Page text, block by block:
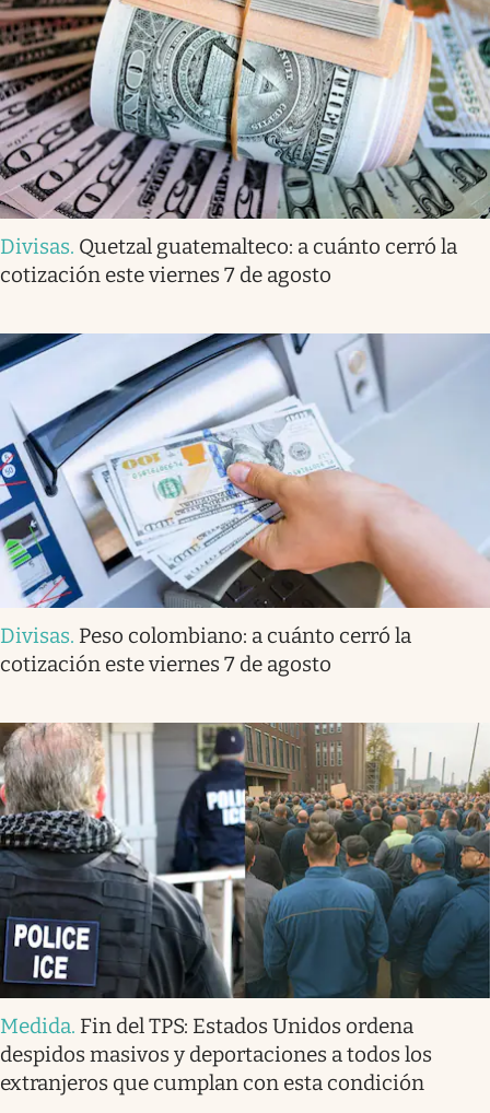
Divisas. Quetzal guatemalteco: a cuánto cerró la
cotización este viernes 7 de agosto
Divisas. Peso colombiano: a cuánto cerró la
cotización este viernes 7 de agosto
Medida. Fin del TPS: Estados Unidos ordena
despidos masivos y deportaciones a todos los
extranjeros que cumplan con esta condición